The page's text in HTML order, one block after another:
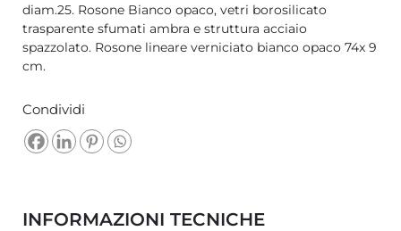
diam.25. Rosone Bianco opaco, vetri borosilicato
trasparente sfumati ambra e struttura acciaio
spazzolato. Rosone lineare verniciato bianco opaco 74x 9
cm.
Condividi
INFORMAZIONI TECNICHE